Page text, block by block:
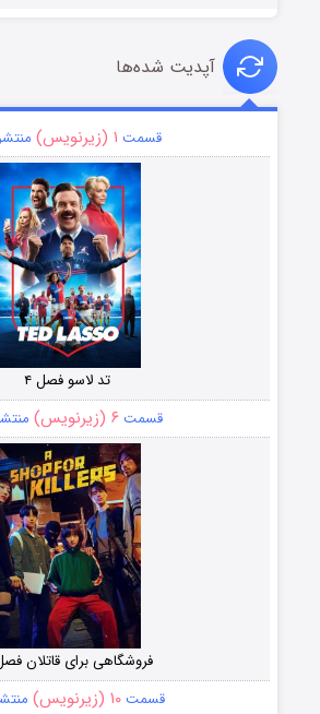
آپدیت شده‌ها
قسمت ۱ (زیرنویس)
تد لاسو فصل ۴
قسمت ۶ (زیرنویس)
فروشگاهی برای قاتلان فصل
قسمت۱۰ (زیرنویس)